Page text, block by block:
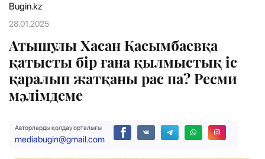
Bugin.kz
28.01.2025
Атышулы Хасан Қасымбаевқа
қатысты бір ғана қылмыстық іс
қаралып жатқаны рас па? Ресми
мәлімдеме
Авторларды қолдау орталығы
mediabugin@gmail.com